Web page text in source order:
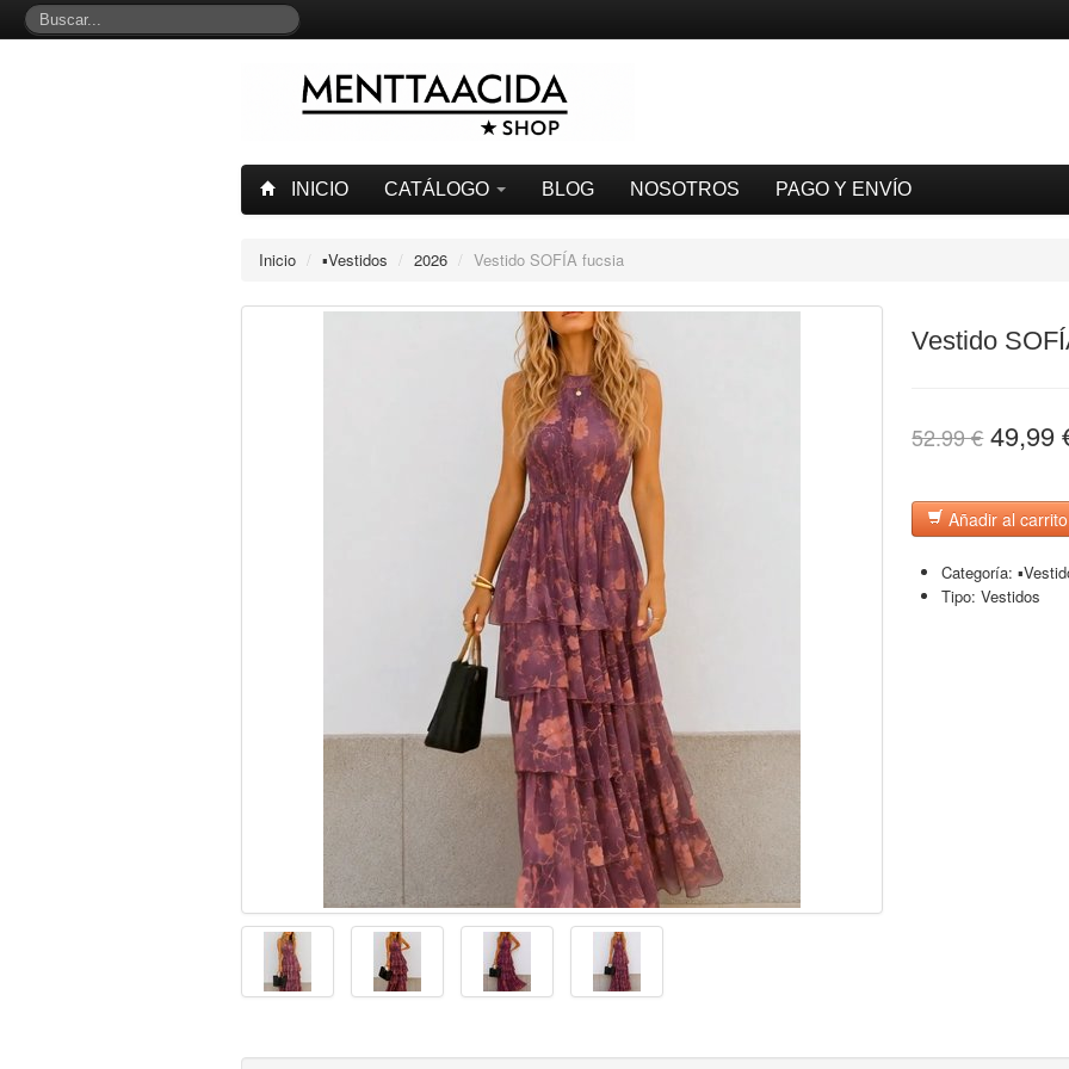
INICIO CATÁLOGO BLOG NOSOTROS PAGO Y ENVÍO
Inicio / ▪︎Vestidos / 2026 / Vestido SOFÍA fucsia
Vestido
52.99 €49,99
Añadir al carrito
Categoría:
Tipo:Vestidos